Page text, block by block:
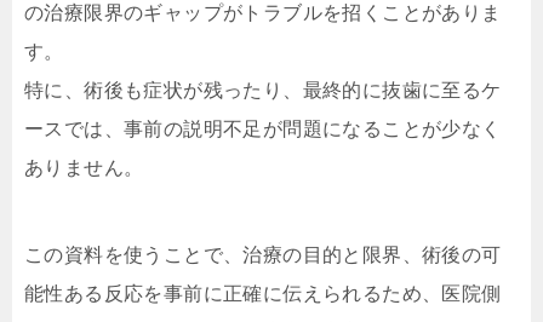
の治療限界のギャップがトラブルを招くことがありま
す。
特に、術後も症状が残ったり、最終的に抜歯に至るケ
ースでは、事前の説明不足が問題になることが少なく
ありません。
この資料を使うことで、治療の目的と限界、術後の可
能性ある反応を事前に正確に伝えられるため、医院側